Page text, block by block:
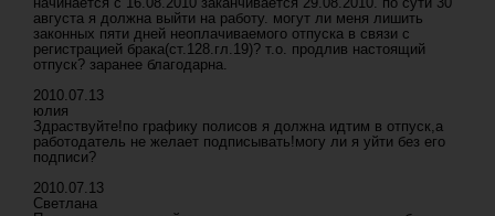
августа я должна выйти на работу. могут ли меня лишить
законных пяти дней неоплачиваемого отпуска в связи с
регистрацией брака(ст.128.гл.19)? т.о. продлив настоящий
отпуск? заранее благодарна.
2010.07.13
юлия
Здраствуйте!по графику полисов я должна идтим в отпуск,а
работодатель не желает подписывать!могу ли я уйти без его
подписи?
2010.07.13
Светлана